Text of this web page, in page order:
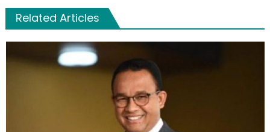
Related Articles